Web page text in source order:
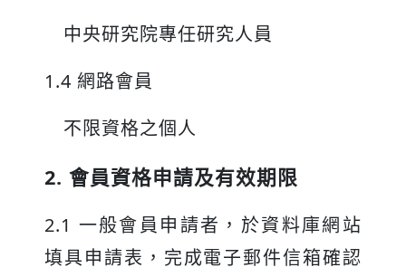
中央研究院專任研究人員
1.4 網路會員
不限資格之個人
2. 會員資格申請及有效期限
2.1 一般會員申請者，於資料庫網站
填具申請表，完成電子郵件信箱確認